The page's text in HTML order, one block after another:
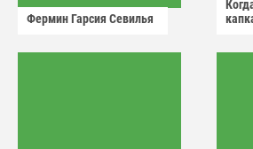
Фермин Гарсия Севилья